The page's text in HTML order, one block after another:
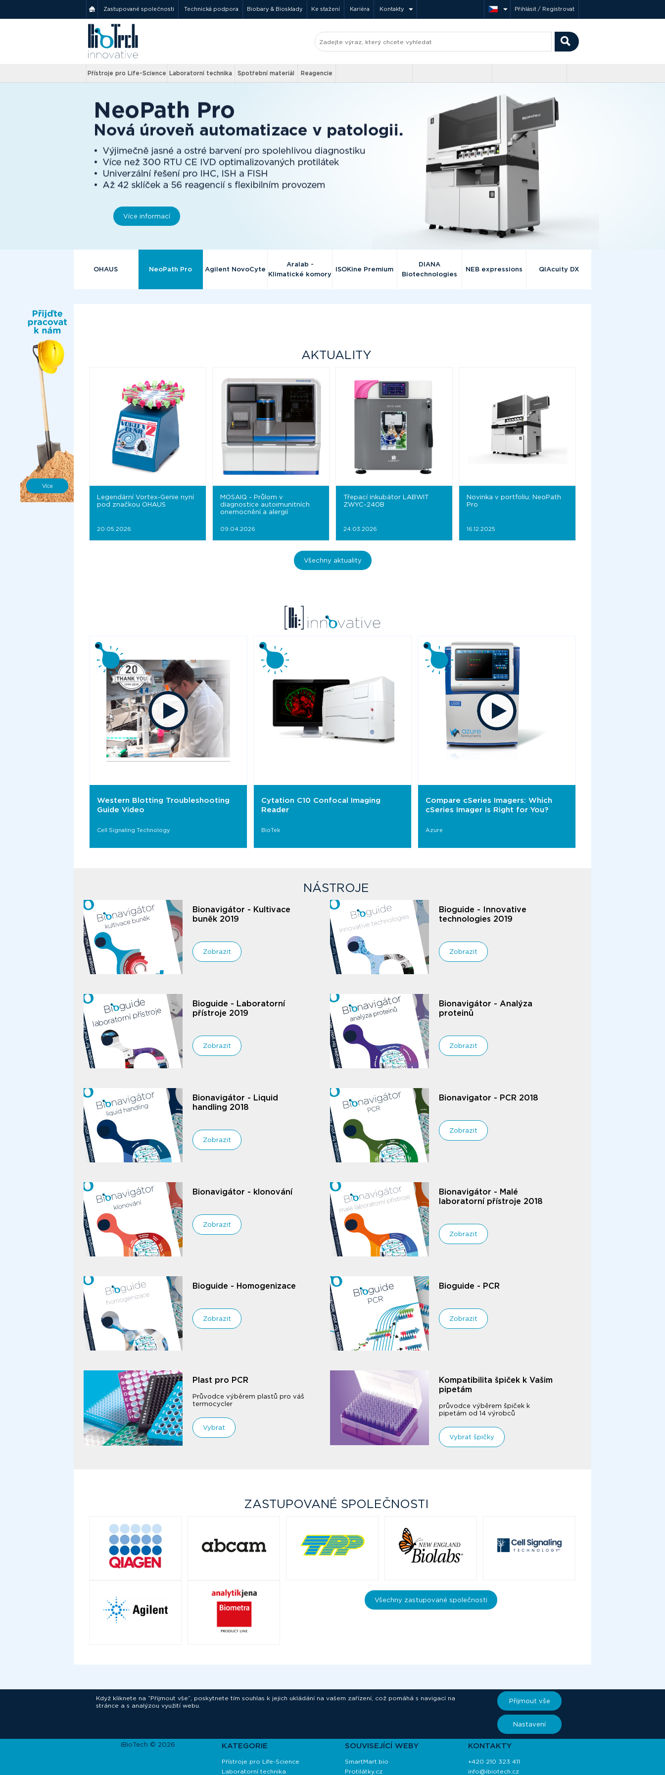
Zastupované společnosti Technická podpora Biobary & Biosklady Ke stažení Kariéra Kontakty Přihlásit / Registrovat
Přístroje pro Life-Science Laboratorní technika Spotřební materiál Reagencie
Více informací
OHAUS NeoPath Pro Agilent NovoCyte
Aralab -
Klimatické komory
ISOKine Premium
DIANA
Biotechnologies
NEB expressions QIAcuity DX
AKTUALITY
Legendární Vortex-Genie nyní
pod značkou OHAUS
20.05.2026
MOSAIQ - Průlom v
diagnostice autoimunitních
onemocnění a alergií
09.04.2026
Třepací inkubátor LABWIT
ZWYC-240B
24.03.2026
Novinka v portfoliu: NeoPath
Pro
16.12.2025
Všechny aktuality
Western Blotting Troubleshooting
Guide Video
Cell Signaling Technology
Cytation C10 Confocal Imaging
Reader
BioTek
Compare cSeries Imagers: Which
cSeries Imager is Right for You?
Azure
NÁSTROJE
Bionavigátor - Kultivace
buněk 2019
Zobrazit
Bioguide - Innovative
technologies 2019
Zobrazit
Bioguide - Laboratorní
přístroje 2019
Zobrazit
Bionavigátor - Analýza
proteinů
Zobrazit
Bionavigátor - Liquid
handling 2018
Zobrazit
Bionavigator - PCR 2018
Zobrazit
Bionavigátor - klonování
Zobrazit
Bionavigátor - Malé
laboratorní přístroje 2018
Zobrazit
Bioguide - Homogenizace
Zobrazit
Bioguide - PCR
Zobrazit
Plast pro PCR
Průvodce výběrem plastů pro váš
termocycler
Vybrat
Kompatibilita špiček k Vašim
pipetám
průvodce výběrem špiček k
pipetám od 14 výrobců
Vybrat špičky
ZASTUPOVANÉ SPOLEČNOSTI
Všechny zastupované společnosti
Když kliknete na “Přijmout vše”, poskytnete tím souhlas k jejich ukládání na vašem zařízení, což pomáhá s navigací na
stránce a s analýzou využití webu.
Přijmout vše
Nastavení
iBioTech © 2026 KATEGORIE
Přístroje pro Life-Science
Laboratorní technika
SOUVISEJÍCÍ WEBY
SmartMart.bio
Protilátky.cz
KONTAKTY
+420 210 323 411
info@ibiotech.cz